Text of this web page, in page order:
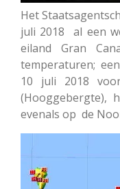
Het
juli 2018 al een
eiland Gran
temperaturen;
10 juli 2018
(Hooggebergte),
evenals op de